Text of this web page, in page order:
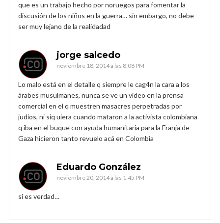
que es un trabajo hecho por noruegos para fomentar la
discusión de los niños en la guerra… sin embargo, no debe
ser muy lejano de la realidadad
jorge salcedo
noviembre 18, 2014 a las 8:08 PM
Lo malo está en el detalle q siempre le cag4n la cara a los
árabes musulmanes, nunca se ve un vídeo en la prensa
comercial en el q muestren masacres perpetradas por
judios, ni siq uiera cuando mataron a la activista colombiana
q iba en el buque con ayuda humanitaria para la Franja de
Gaza hicieron tanto revuelo acá en Colombia
Eduardo González
noviembre 20, 2014 a las 1:45 PM
si es verdad…